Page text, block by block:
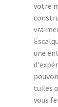
votre
une
tuiles
vous